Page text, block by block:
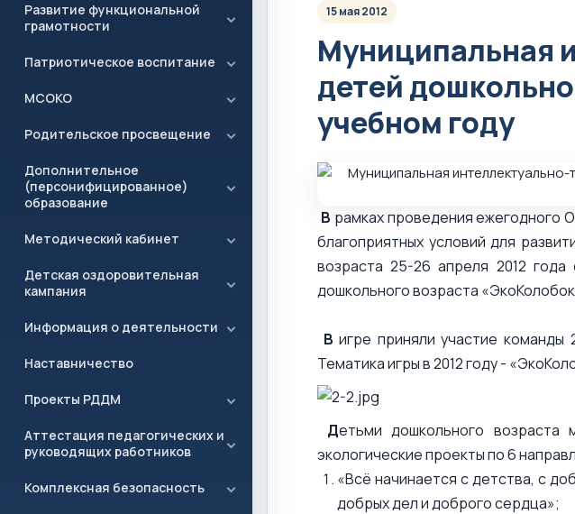
Развитие функциональной
грамотности
Патриотическое воспитание
МСОКО
Родительское просвещение
Дополнительное
(персонифицированное)
образование
Методический кабинет
Детская оздоровительная
кампания
Информация о деятельности
Наставничество
Проекты РДДМ
Аттестация педагогических и
руководящих работников
Комплексная безопасность
15 мая 2012
Муниципальная
детей
учебном году
В рамках проведения ежегодного
благоприятных условий для
возраста 25-26 апреля 2012 года
дошкольного возраста
В игре приняли участие команды
Тематика игры в 2012 году -
Детьми дошкольного возраста
экологические проекты по 6
«Всё начинается с детства, с
добрых дел и доброго сердца»;